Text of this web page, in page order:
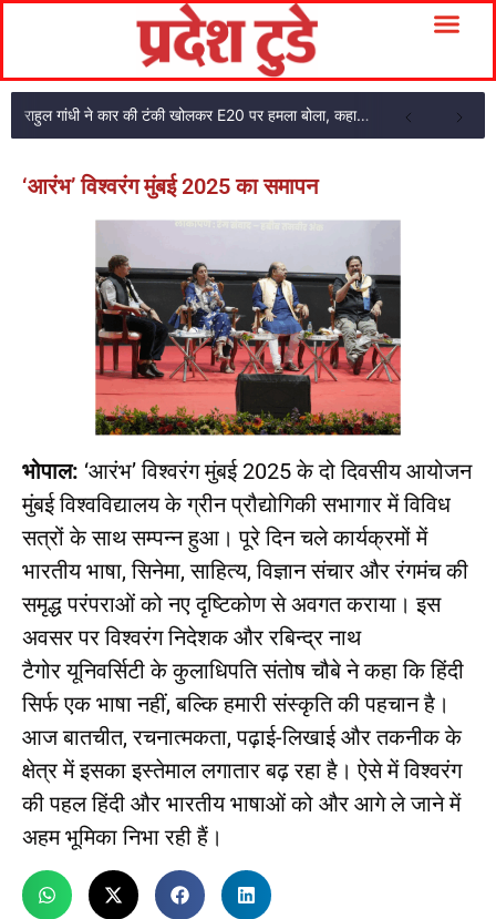
राहुल गांधी ने कार की टंकी खोलकर E20 पर हमला बोला, कहा- पूरी दाल ही काली है
‘आरंभ’ विश्वरंग मुंबई 2025 का समापन
भोपाल: ‘आरंभ’ विश्वरंग मुंबई 2025 के दो दिवसीय आयोजन
मुंबई विश्वविद्यालय के ग्रीन प्रौद्योगिकी सभागार में विविध
सत्रों के साथ सम्पन्न हुआ। पूरे दिन चले कार्यक्रमों में
भारतीय भाषा, सिनेमा, साहित्य, विज्ञान संचार और रंगमंच की
समृद्ध परंपराओं को नए दृष्टिकोण से अवगत कराया। इस
अवसर पर विश्वरंग निदेशक और रबिन्द्र नाथ
टैगोर यूनिवर्सिटी के कुलाधिपति संतोष चौबे ने कहा कि हिंदी
सिर्फ एक भाषा नहीं, बल्कि हमारी संस्कृति की पहचान है।
आज बातचीत, रचनात्मकता, पढ़ाई-लिखाई और तकनीक के
क्षेत्र में इसका इस्तेमाल लगातार बढ़ रहा है। ऐसे में विश्वरंग
की पहल हिंदी और भारतीय भाषाओं को और आगे ले जाने में
अहम भूमिका निभा रही हैं।